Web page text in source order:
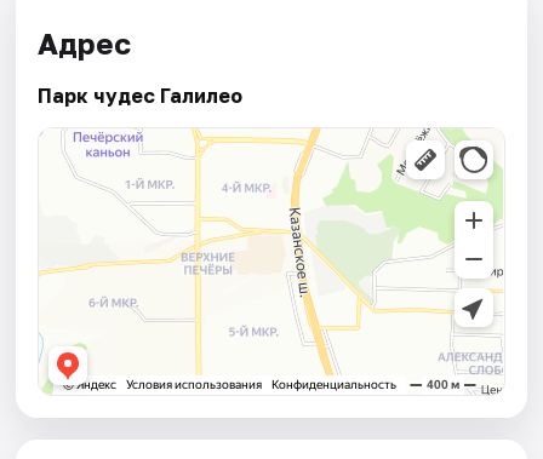
Адрес
Парк чудес Галилео